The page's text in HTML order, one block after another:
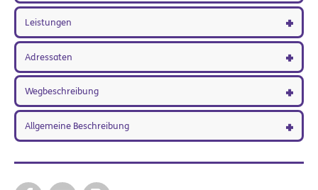
Leistungen
Adressaten
Wegbeschreibung
Allgemeine Beschreibung